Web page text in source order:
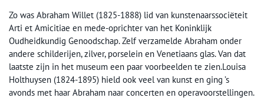
Zo was Abraham Willet (1825-1888) lid van kunstenaarssociëteit
Arti et Amicitiae en mede-oprichter van het Koninklijk
Oudheidkundig Genoodschap. Zelf verzamelde Abraham onder
andere schilderijen, zilver, porselein en Venetiaans glas. Van dat
laatste zijn in het museum een paar voorbeelden te zien.Louisa
Holthuysen (1824-1895) hield ook veel van kunst en ging ’s
avonds met haar Abraham naar concerten en operavoorstellingen.